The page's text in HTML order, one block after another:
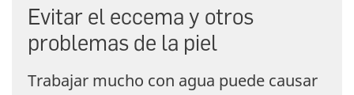
Evitar el eccema y otros
problemas de la piel
Trabajar mucho con agua puede causar